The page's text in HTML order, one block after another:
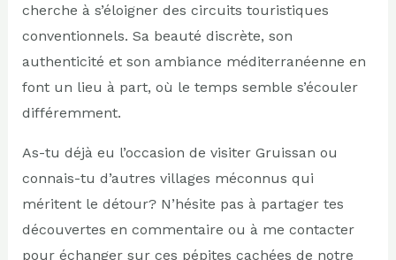
cherche à s’éloigner des circuits touristiques
conventionnels. Sa beauté discrète, son
authenticité et son ambiance méditerranéenne en
font un lieu à part, où le temps semble s’écouler
différemment.
As-tu déjà eu l’occasion de visiter Gruissan ou
connais-tu d’autres villages méconnus qui
méritent le détour? N’hésite pas à partager tes
découvertes en commentaire ou à me contacter
pour échanger sur ces pépites cachées de notre